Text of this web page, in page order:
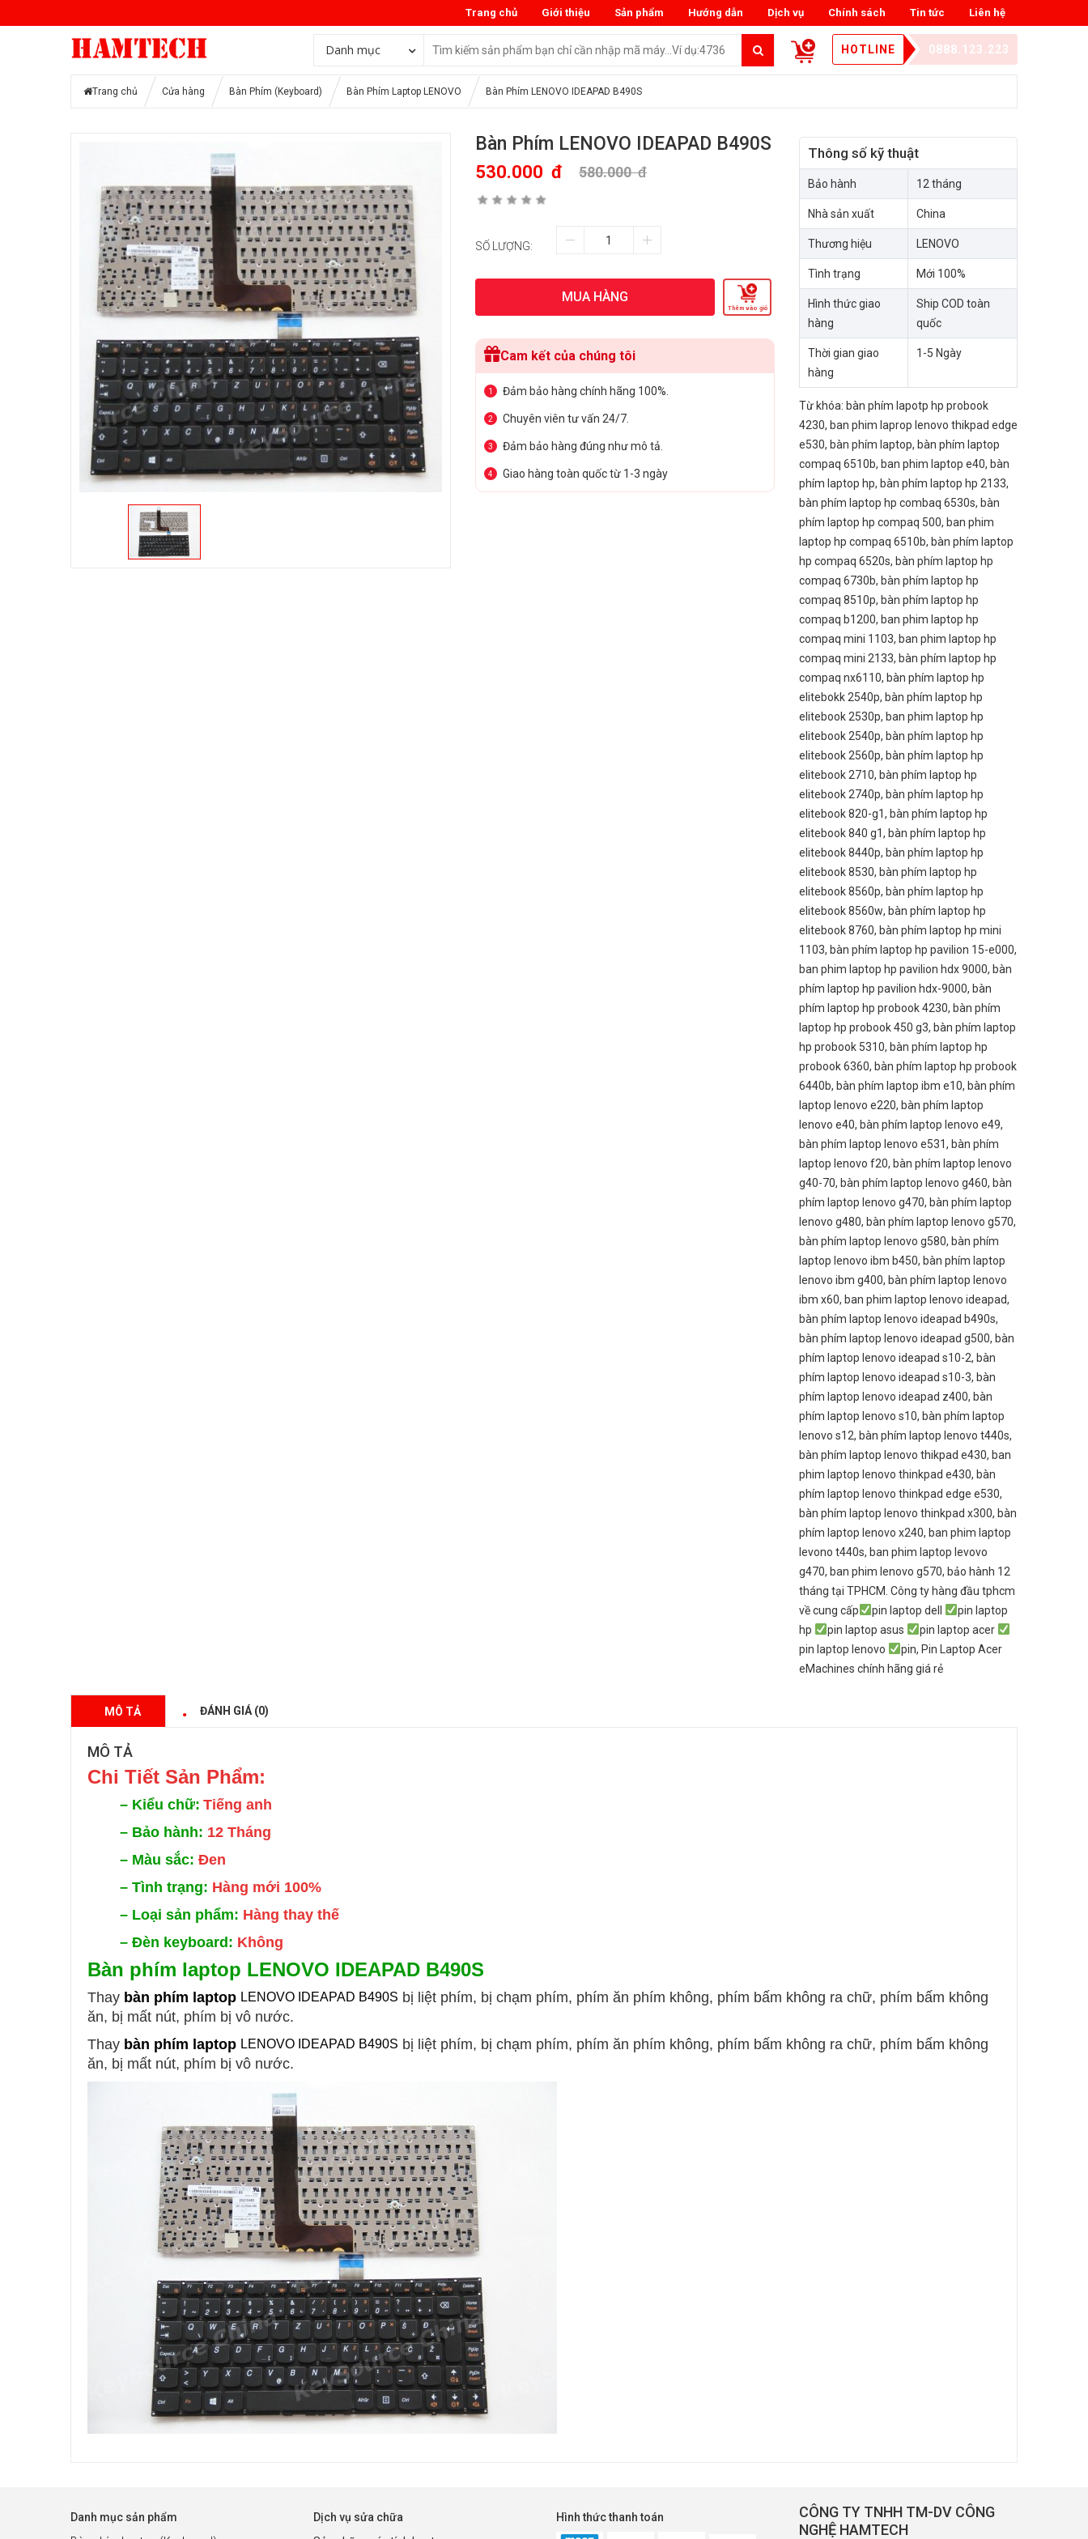
Liên hệ
Tin tức
Chính sách
Dịch vụ
Hướng dẫn
Sản phẩm
Giới thiệu
Trang chủ
Danh mục HOTLINE 0888.123.223
Trang chủ Cửa hàng Bàn Phím (Keyboard) Bàn Phím Laptop LENOVO Bàn Phím LENOVO IDEAPAD B490S
Bàn Phím LENOVO IDEAPAD B490S
530.000 đ 580.000đ
SỐ LƯỢNG:
MUA HÀNG
Thêm vào giỏ
Cam kết của chúng tôi
1 Đảm bảo hàng chính hãng 100%.
2 Chuyên viên tư vấn 24/7.
3 Đảm bảo hàng đúng như mô tả.
4 Giao hàng toàn quốc từ 1-3 ngày
Thông số kỹ thuật
Bảo hành 12 tháng
Nhà sản xuất China
Thương hiệu LENOVO
Tình trạng Mới 100%
Hình thức giao
hàng
Ship COD toàn
quốc
Thời gian giao
hàng
1-5 Ngày
Từ khóa: bàn phím lapotp hp probook
4230, ban phim laprop lenovo thikpad edge
e530, bàn phím laptop, bàn phím laptop
compaq 6510b, ban phim laptop e40, bàn
phím laptop hp, bàn phím laptop hp 2133,
bàn phím laptop hp combaq 6530s, bàn
phím laptop hp compaq 500, ban phim
laptop hp compaq 6510b, bàn phím laptop
hp compaq 6520s, bàn phím laptop hp
compaq 6730b, bàn phím laptop hp
compaq 8510p, bàn phím laptop hp
compaq b1200, ban phim laptop hp
compaq mini 1103, ban phim laptop hp
compaq mini 2133, bàn phím laptop hp
compaq nx6110, bàn phím laptop hp
elitebokk 2540p, bàn phím laptop hp
elitebook 2530p, ban phim laptop hp
elitebook 2540p, bàn phím laptop hp
elitebook 2560p, bàn phím laptop hp
elitebook 2710, bàn phím laptop hp
elitebook 2740p, bàn phím laptop hp
elitebook 820-g1, bàn phím laptop hp
elitebook 840 g1, bàn phím laptop hp
elitebook 8440p, bàn phím laptop hp
elitebook 8530, bàn phím laptop hp
elitebook 8560p, bàn phím laptop hp
elitebook 8560w, bàn phím laptop hp
elitebook 8760, bàn phím laptop hp mini
1103, bàn phím laptop hp pavilion 15-e000,
ban phim laptop hp pavilion hdx 9000, bàn
phím laptop hp pavilion hdx-9000, bàn
phím laptop hp probook 4230, bàn phím
laptop hp probook 450 g3, bàn phím laptop
hp probook 5310, bàn phím laptop hp
probook 6360, bàn phím laptop hp probook
6440b, bàn phím laptop ibm e10, bàn phím
laptop lenovo e220, bàn phím laptop
lenovo e40, bàn phím laptop lenovo e49,
bàn phím laptop lenovo e531, bàn phím
laptop lenovo f20, bàn phím laptop lenovo
g40-70, bàn phím laptop lenovo g460, bàn
phím laptop lenovo g470, bàn phím laptop
lenovo g480, bàn phím laptop lenovo g570,
bàn phím laptop lenovo g580, bàn phím
laptop lenovo ibm b450, bàn phím laptop
lenovo ibm g400, bàn phím laptop lenovo
ibm x60, ban phim laptop lenovo ideapad,
bàn phím laptop lenovo ideapad b490s,
bàn phím laptop lenovo ideapad g500, bàn
phím laptop lenovo ideapad s10-2, bàn
phím laptop lenovo ideapad s10-3, bàn
phím laptop lenovo ideapad z400, bàn
phím laptop lenovo s10, bàn phím laptop
lenovo s12, bàn phím laptop lenovo t440s,
bàn phím laptop lenovo thikpad e430, ban
phim laptop lenovo thinkpad e430, bàn
phím laptop lenovo thinkpad edge e530,
bàn phím laptop lenovo thinkpad x300, bàn
phím laptop lenovo x240, ban phim laptop
levono t440s, ban phim laptop levovo
g470, ban phim lenovo g570, bảo hành 12
tháng tại TPHCM. Công ty hàng đầu tphcm
về cung cấp
pin laptop dell
pin laptop
hp
pin laptop asus
pin laptop acer
pin laptop lenovo
pin, ​Pin Laptop Acer
eMachines​ chính hãng giá rẻ
MÔ TẢ ĐÁNH GIÁ (0)
MÔ TẢ
Chi Tiết Sản Phẩm:
– Kiểu chữ: Tiếng anh
– Bảo hành: 12 Tháng
– Màu sắc: Đen
– Tình trạng: Hàng mới 100%
– Loại sản phẩm: Hàng thay thế
– Đèn keyboard: Không
Bàn phím laptop LENOVO IDEAPAD B490S
Thay bàn phím laptop LENOVO IDEAPAD B490S bị liệt phím, bị chạm phím, phím ăn phím không, phím bấm không ra chữ, phím bấm không
ăn, bị mất nút, phím bị vô nước.
Thay bàn phím laptop LENOVO IDEAPAD B490S bị liệt phím, bị chạm phím, phím ăn phím không, phím bấm không ra chữ, phím bấm không
ăn, bị mất nút, phím bị vô nước.
Danh mục sản phẩm
Dịch vụ sửa chữa
Hình thức thanh toán
CÔNG TY TNHH TM-DV CÔNG
NGHỆ HAMTECH